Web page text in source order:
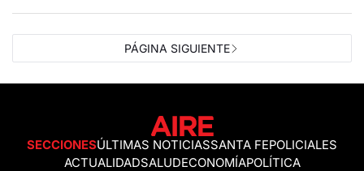
PÁGINA SIGUIENTE
SECCIONESÚLTIMAS NOTICIASSANTA FEPOLICIALES
ACTUALIDADSALUDECONOMÍAPOLÍTICA